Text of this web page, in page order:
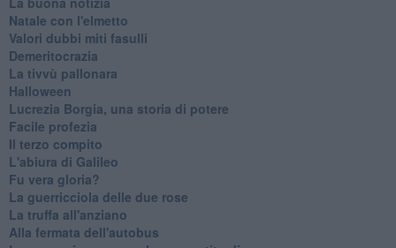
Natale con l'elmetto
Valori dubbi miti fasulli
Demeritocrazia
La tivvù pallonara
Halloween
​Lucrezia Borgia, una storia di potere
Facile profezia
Il terzo compito
L'abiura di Galileo
Fu vera gloria?
La guerricciola delle due rose
La truffa all'anziano
Alla fermata dell'autobus